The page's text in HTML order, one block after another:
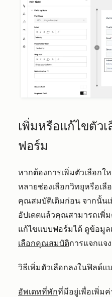
เพิ่มหรือแก้ไขตัว
ฟอร์ม
หากต้องการเพิ่มตัวเลือกใ
หลายช่องเลือกวิทยุหรือเลื
คุณสมบัติเดิมก่อน จากนั้น
อัปเดตแล้วคุณสามารถเพิ่
แก้ไขแบบฟอร์มได้ ดูข้อมูล
เลือกคุณสมบัติการแจกแจง
วิธีเพิ่มตัวเลือกลงในฟิลด์แ
อัพเดทที่พักที่มีอยู่เพื่อเพิ่ม